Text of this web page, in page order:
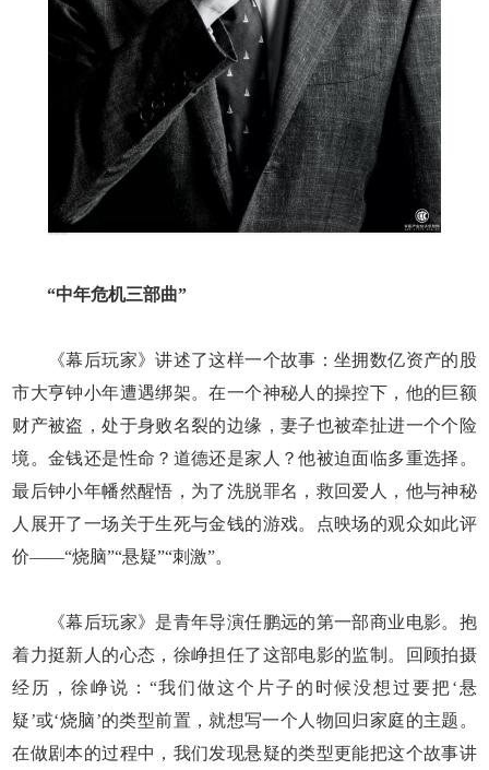
“中年危机三部曲”
《幕后玩家》讲述了这样一个故事：坐拥数亿资产的股
市大亨钟小年遭遇绑架。在一个神秘人的操控下，他的巨额
财产被盗，处于身败名裂的边缘，妻子也被牵扯进一个个险
境。金钱还是性命？道德还是家人？他被迫面临多重选择。
最后钟小年幡然醒悟，为了洗脱罪名，救回爱人，他与神秘
人展开了一场关于生死与金钱的游戏。点映场的观众如此评
价——“烧脑”“悬疑”“刺激”。
《幕后玩家》是青年导演任鹏远的第一部商业电影。抱
着力挺新人的心态，徐峥担任了这部电影的监制。回顾拍摄
经历，徐峥说：“我们做这个片子的时候没想过要把‘悬
疑’或‘烧脑’的类型前置，就想写一个人物回归家庭的主题。
在做剧本的过程中，我们发现悬疑的类型更能把这个故事讲